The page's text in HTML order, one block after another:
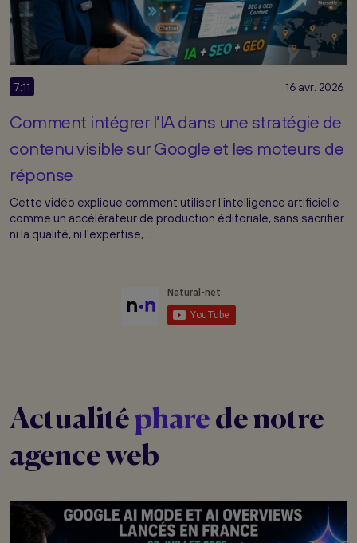
7:11 16 avr. 2026
Comment intégrer l’IA dans une stratégie de
contenu visible sur Google et les moteurs de
réponse
Cette vidéo explique comment utiliser l’intelligence artificielle
comme un accélérateur de production éditoriale, sans sacrifier
ni la qualité, ni l’expertise, ...
Actualitéphare de notre
agence web